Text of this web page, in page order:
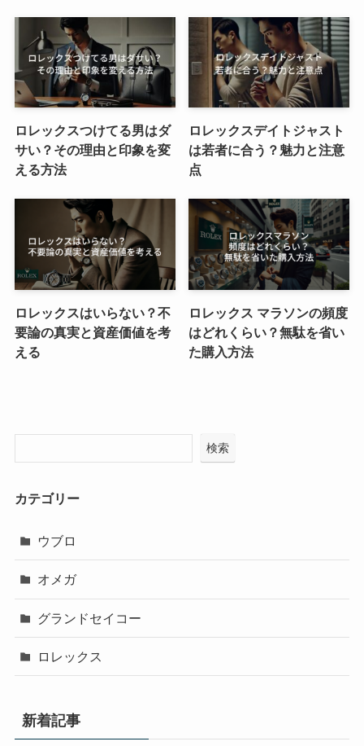
ロレックスつけてる男はダ
サい？その理由と印象を変
える方法
ロレックスデイトジャスト
は若者に合う？魅力と注意
点
ロレックスはいらない？不
要論の真実と資産価値を考
える
ロレックス マラソンの頻度
はどれくらい？無駄を省い
た購入方法
検索
カテゴリー
ウブロ
オメガ
グランドセイコー
ロレックス
新着記事